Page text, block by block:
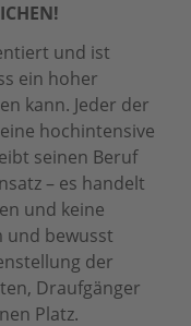
und ist
ein hoher
kann. Jeder der
hochintensive
seinen Beruf
– es handelt
und keine
und bewusst
der
Draufgänger
Platz.